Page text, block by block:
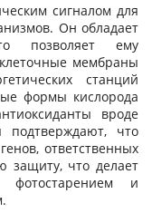
сигналом для
Он обладает
позволяет ему
мембраны
станций
формы кислорода
вроде
что
ответственных
защиту, что делает
и